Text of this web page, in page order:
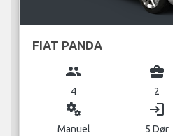
FIAT PANDA
group
4
business_center
2
miscellaneous_services
Manuel
login
5 Dør